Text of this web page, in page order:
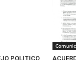
POLITICO